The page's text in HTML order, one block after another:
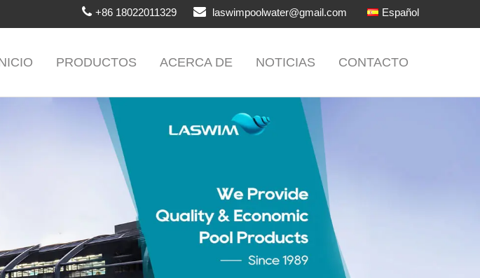
+86 18022011329 laswimpoolwater@gmail.com Español
PRODUCTOS ACERCA DE NOTICIAS CONTACTO